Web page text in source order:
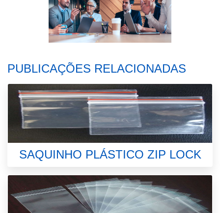
PUBLICAÇÕES RELACIONADAS
SAQUINHO PLÁSTICO ZIP LOCK